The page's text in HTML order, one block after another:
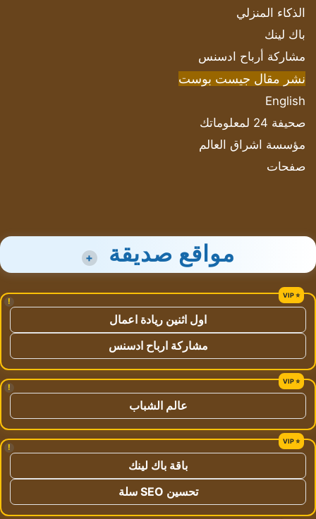
الذكاء المنزلي
باك لينك
مشاركة أرباح ادسنس
نشر مقال جيست بوست
English
صحيفة 24 لمعلوماتك
مؤسسة اشراق العالم
صفحات
مواقع صديقة +
!
اول اثنين ريادة اعمال
مشاركة ارباح ادسنس
!
عالم الشباب
!
باقة باك لينك
تحسين SEO سلة